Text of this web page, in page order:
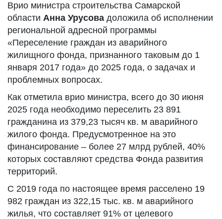
Врио министра строительства Самарской
области Анна Урусова доложила об исполнении
региональной адресной программы
«Переселение граждан из аварийного
жилищного фонда, признанного таковым до 1
января 2017 года» до 2025 года, о задачах и
проблемных вопросах.
Как отметила врио министра, всего до 30 июня
2025 года необходимо переселить 23 891
гражданина из 379,23 тысяч кв. м аварийного
жилого фонда. Предусмотренное на это
финансирование – более 27 млрд рублей, 40%
которых составляют средства Фонда развития
территорий.
С 2019 года по настоящее время расселено 19
982 граждан из 322,15 тыс. кв. м аварийного
жилья, что составляет 91% от целевого